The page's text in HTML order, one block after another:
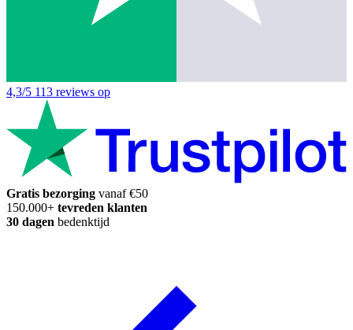
4,3/5 113 reviews op
Gratis bezorging vanaf €50
150.000+ tevreden klanten
30 dagen bedenktijd